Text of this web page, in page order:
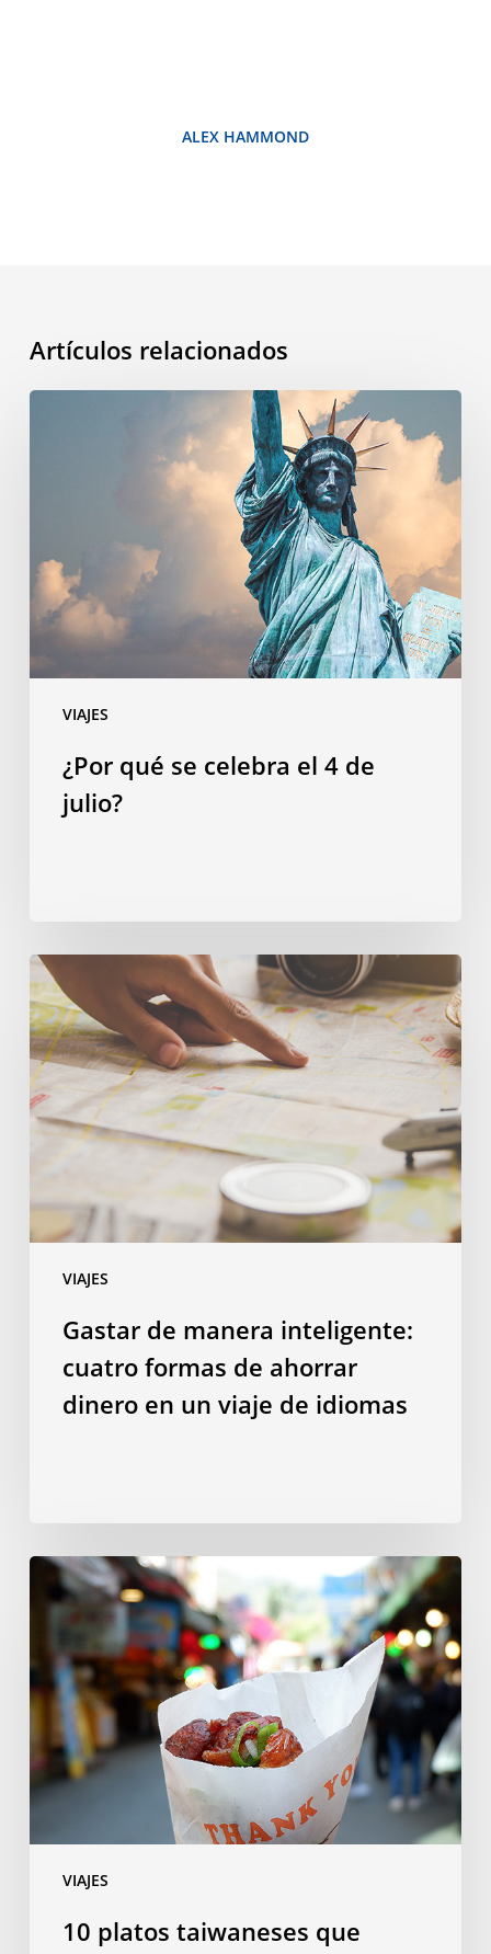
ALEX HAMMOND
Artículos relacionados
VIAJES
de
julio?
¿Por qué se celebra el 4 de
julio?
VIAJES
Gastar
de
manera
inteligente:
cuatro
formas
de
idiomasGastar de manera inteligente:
cuatro formas de ahorrar
dinero en un viaje de idiomas
VIAJES
platos
taiwaneses
tienes
que
probar
en
Taipéi
10 platos taiwaneses que